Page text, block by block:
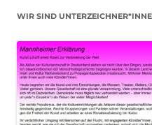
WIR SIND